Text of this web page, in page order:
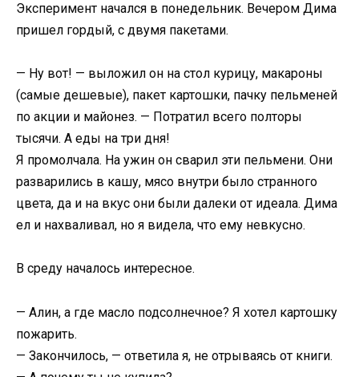
Эксперимент начался в понедельник. Вечером Дима
пришел гордый, с двумя пакетами.
— Ну вот! — выложил он на стол курицу, макароны
(самые дешевые), пакет картошки, пачку пельменей
по акции и майонез. — Потратил всего полторы
тысячи. А еды на три дня!
Я промолчала. На ужин он сварил эти пельмени. Они
разварились в кашу, мясо внутри было странного
цвета, да и на вкус они были далеки от идеала. Дима
ел и нахваливал, но я видела, что ему невкусно.
В среду началось интересное.
— Алин, а где масло подсолнечное? Я хотел картошку
пожарить.
— Закончилось, — ответила я, не отрываясь от книги.